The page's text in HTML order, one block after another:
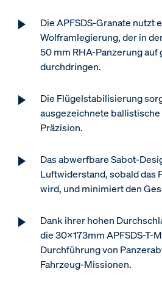
Die APFSDS-Granate nutzt
Wolframlegierung, der in
50 mm RHA-Panzerung
durchdringen.
Die Flügelstabilisierung
ausgezeichnete
Präzision.
Das abwerfbare Sabot-
Luftwiderstand, sobald das
wird, und minimiert den
Dank ihrer hohen
die 30x173mm APFSDS-T-
Durchführung von
Fahrzeug-Missionen.